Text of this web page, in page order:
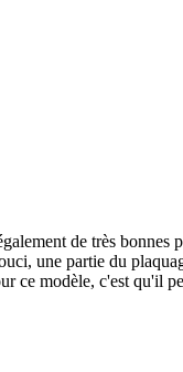
de très bonnes
une partie du
ce modèle, c'est qu'il